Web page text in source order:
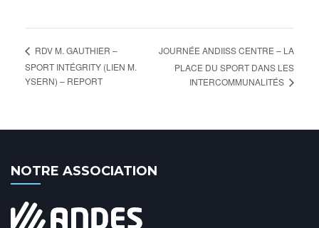
RDV M. GAUTHIER –
SPORT INTÉGRITY (LIEN M.
YSERN) – REPORT
JOURNÉE ANDIISS CENTRE – LA
PLACE DU SPORT DANS LES
INTERCOMMUNALITÉS
NOTRE ASSOCIATION